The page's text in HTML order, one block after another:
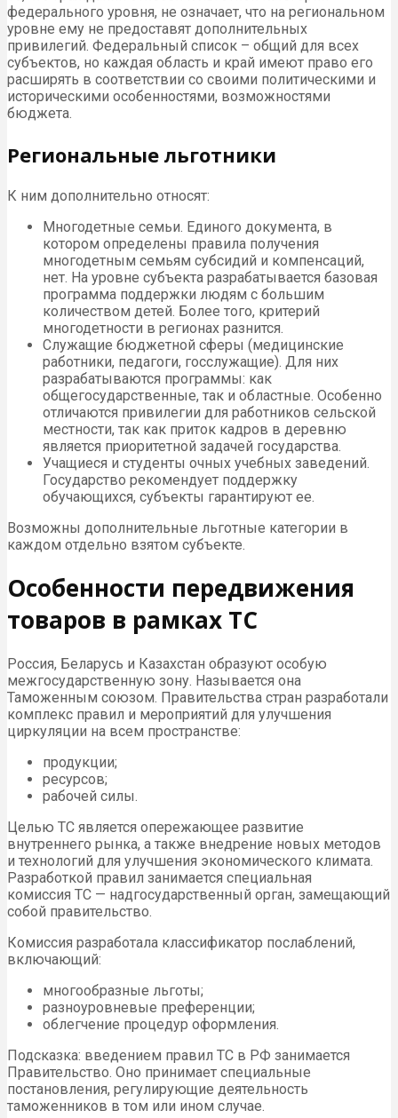
федерального уровня, не означает, что на региональном
уровне ему не предоставят дополнительных
привилегий. Федеральный список – общий для всех
субъектов, но каждая область и край имеют право его
расширять в соответствии со своими политическими и
историческими особенностями, возможностями
бюджета.
Региональные льготники
К ним дополнительно относят:
Многодетные семьи. Единого документа, в
котором определены правила получения
многодетным семьям субсидий и компенсаций,
нет. На уровне субъекта разрабатывается базовая
программа поддержки людям с большим
количеством детей. Более того, критерий
многодетности в регионах разнится.
Служащие бюджетной сферы (медицинские
работники, педагоги, госслужащие). Для них
разрабатываются программы: как
общегосударственные, так и областные. Особенно
отличаются привилегии для работников сельской
местности, так как приток кадров в деревню
является приоритетной задачей государства.
Учащиеся и студенты очных учебных заведений.
Государство рекомендует поддержку
обучающихся, субъекты гарантируют ее.
Возможны дополнительные льготные категории в
каждом отдельно взятом субъекте.
Особенности передвижения
товаров в рамках ТС
Россия, Беларусь и Казахстан образуют особую
межгосударственную зону. Называется она
Таможенным союзом. Правительства стран разработали
комплекс правил и мероприятий для улучшения
циркуляции на всем пространстве:
продукции;
ресурсов;
рабочей силы.
Целью ТС является опережающее развитие
внутреннего рынка, а также внедрение новых методов
и технологий для улучшения экономического климата.
Разработкой правил занимается специальная
комиссия ТС — надгосударственный орган, замещающий
собой правительство.
Комиссия разработала классификатор послаблений,
включающий:
многообразные льготы;
разноуровневые преференции;
облегчение процедур оформления.
Подсказка: введением правил ТС в РФ занимается
Правительство. Оно принимает специальные
постановления, регулирующие деятельность
таможенников в том или ином случае.